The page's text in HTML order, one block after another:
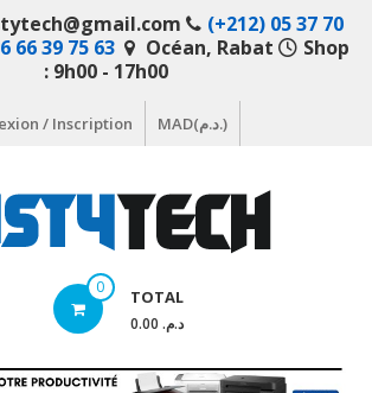
(+212) 05 37 70
66 39 75 63 Océan, Rabat
Shop
: 9h00 - 17h00
/ Inscription MAD(د.م.)
0 TOTAL
د.م. 0.00